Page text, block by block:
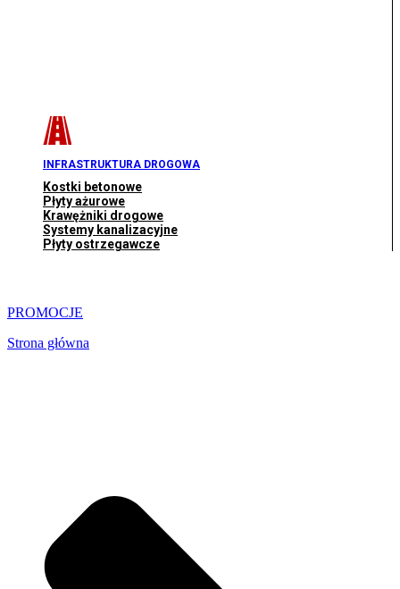
INFRASTRUKTURA DROGOWA
Kostki betonowe
Płyty ażurowe
Krawężniki drogowe
Systemy kanalizacyjne
Płyty ostrzegawcze
PROMOCJE
Strona główna